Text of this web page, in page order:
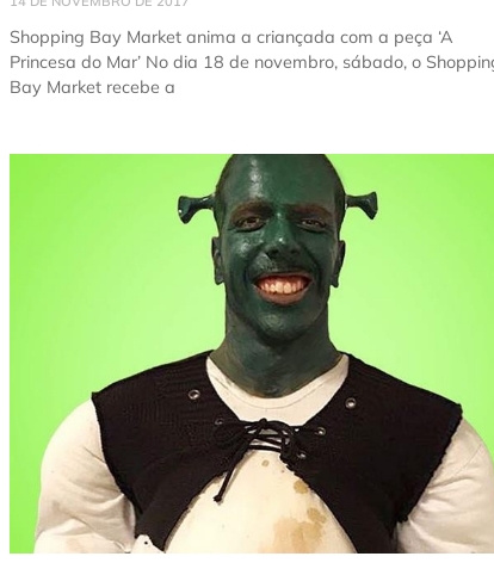
Shopping Bay Market anima a criançada com a peça ‘A
Princesa do Mar’ No dia 18 de novembro, sábado, o
Bay Market recebe a